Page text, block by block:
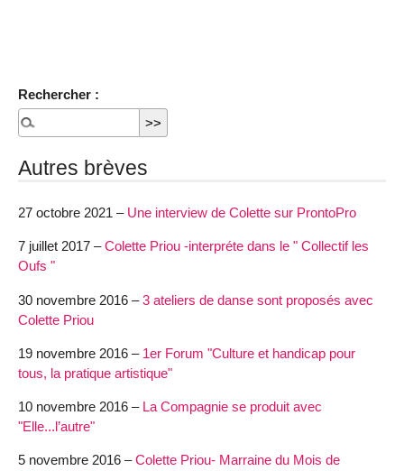
Rechercher :
Autres brèves
27 octobre 2021 – Une interview de Colette sur ProntoPro
7 juillet 2017 –Colette Priou -interpréte dans le " Collectif les
Oufs "
30 novembre 2016 –3 ateliers de danse sont proposés avec
Colette Priou
19 novembre 2016 – 1er Forum "Culture et handicap pour
tous, la pratique artistique"
10 novembre 2016 – La Compagnie se produit avec
"Elle...l’autre"
5 novembre 2016 –Colette Priou- Marraine du Mois de